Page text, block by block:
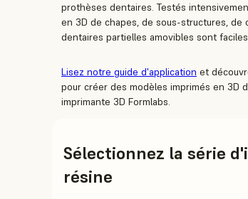
prothèses dentaires. Testés
en 3D de chapes, de sous-structures,
dentaires partielles amovibles sont
Lisez notre guide d'application et
pour créer des modèles imprimés en 3D
imprimante 3D Formlabs.
Sélectionnez la série
résine